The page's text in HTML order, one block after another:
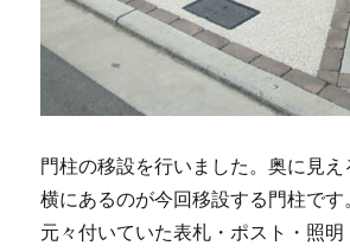
門柱の移設を行いました。奥に見
横にあるのが今回移設する門柱です
元々付いていた表札・ポスト・照明